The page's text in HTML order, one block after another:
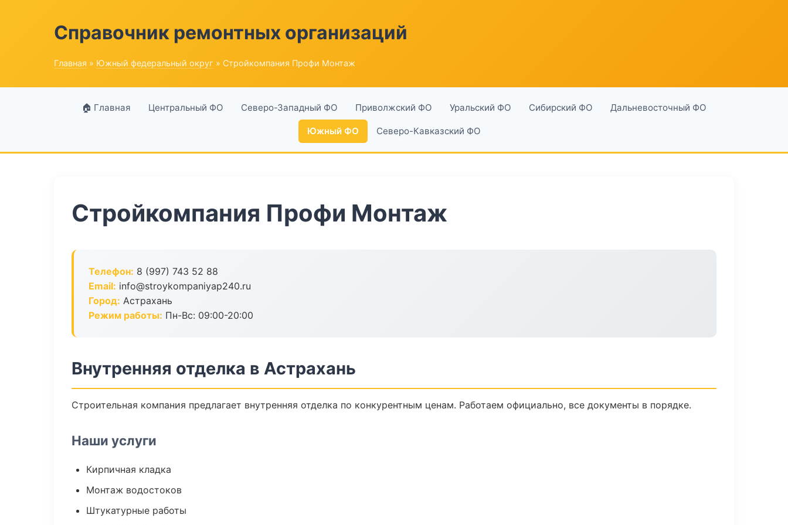
Справочник ремонтных организаций
Главная » Южный федеральный округ » Стройкомпания Профи Монтаж
🏠 Главная Центральный ФО Северо-Западный ФО Приволжский ФО Уральский ФО Сибирский ФО Дальневосточный ФО
Южный ФО Северо-Кавказский ФО
Стройкомпания Профи Монтаж
Телефон: 8 (997) 743 52 88
Email: info@stroykompaniyap240.ru
Город: Астрахань
Режим работы: Пн-Вс: 09:00-20:00
Внутренняя отделка в Астрахань
Строительная компания предлагает внутренняя отделка по конкурентным ценам. Работаем официально, все документы в порядке.
Наши услуги
Кирпичная кладка
Монтаж водостоков
Штукатурные работы